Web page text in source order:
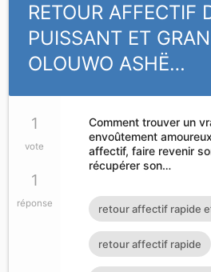
RETOUR AFFECTIF
PUISSANT ET
OLOUWO ASHË…
1
vote
1
réponse
Comment trouver un
envoûtement
affectif, faire revenir
récupérer son…
retour affectif rapide
retour affectif rapide